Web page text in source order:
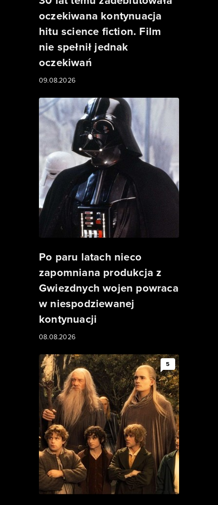
oczekiwana kontynuacja
hitu science fiction. Film
nie spełnił jednak
oczekiwań
09.08.2026
Po paru latach nieco
zapomniana produkcja z
Gwiezdnych wojen powraca
w niespodziewanej
kontynuacji
08.08.2026
5